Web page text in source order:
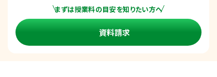
まずは授業料の目安を知りたい方へ
資料請求